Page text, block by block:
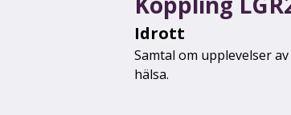
Idrott
Samtal om upplevelser
hälsa.